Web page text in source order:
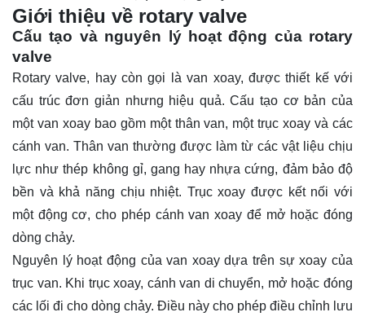
Giới thiệu về rotary valve
Cấu tạo và nguyên lý hoạt động của rotary
valve
Rotary valve, hay còn gọi là van xoay, được thiết kế với
cấu trúc đơn giản nhưng hiệu quả. Cấu tạo cơ bản của
một van xoay bao gồm một thân van, một trục xoay và các
cánh van. Thân van thường được làm từ các vật liệu chịu
lực như thép không gỉ, gang hay nhựa cứng, đảm bảo độ
bền và khả năng chịu nhiệt. Trục xoay được kết nối với
một động cơ, cho phép cánh van xoay để mở hoặc đóng
dòng chảy.
Nguyên lý hoạt động của van xoay dựa trên sự xoay của
trục van. Khi trục xoay, cánh van di chuyển, mở hoặc đóng
các lối đi cho dòng chảy. Điều này cho phép điều chỉnh lưu